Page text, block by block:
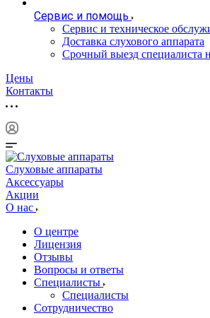
Сервис и помощь
Сервис и техническое
Доставка слухового аппарата
Срочный выезд специалиста
Цены
Контакты
Слуховые аппараты
Аксессуары
Акции
О нас
О центре
Лицензия
Отзывы
Вопросы и ответы
Специалисты
Специалисты
Сотрудничество